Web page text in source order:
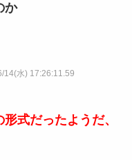
か
14(水) 17:26:11.59
式だったようだ、